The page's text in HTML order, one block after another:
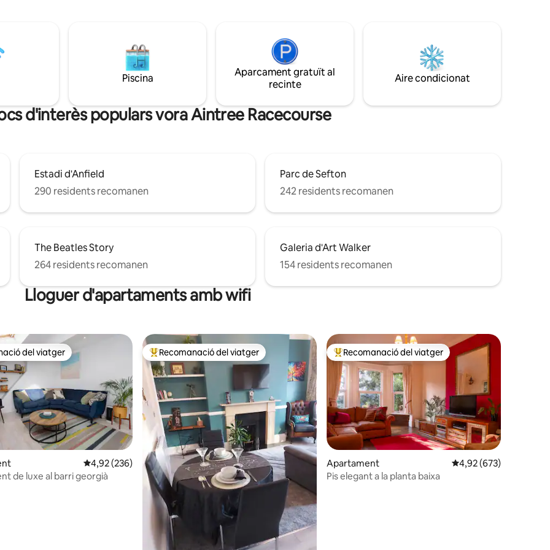
per a nens o nadons a causa
gran que hi ha a prop).
molt còmodes amb televisors intel·ligents
i Netflix a totes les habitacions. Es pot
trobar amb a l'embarcació o fer l'arribada
pel teu compte.
Piscina
Aparcament gratuït al
recinte
Aire condicionat
d'interès populars vora Aintree Racecourse
Estadi d'Anfield
290 residents recomanen
Parc de Sefton
242 residents recomanen
The Beatles Story
264 residents recomanen
Galeria d'Art Walker
154 residents recomanen
Lloguer d'apartaments amb wifi
d'un total de 5; 110 avaluacions
del viatger
del viatger
4,92 de puntuació mitjana d'un total de 5; 236 avaluacions
4,92 (236)
de luxe al barri georgià
Principals recomanacions dels viatgers
Recomanació del viatger Principals recomanacions dels viatgers
Recomanació del viatger
Apartament 4,92 de puntuació
4,92 (673)
Pis elegant a la planta baixa